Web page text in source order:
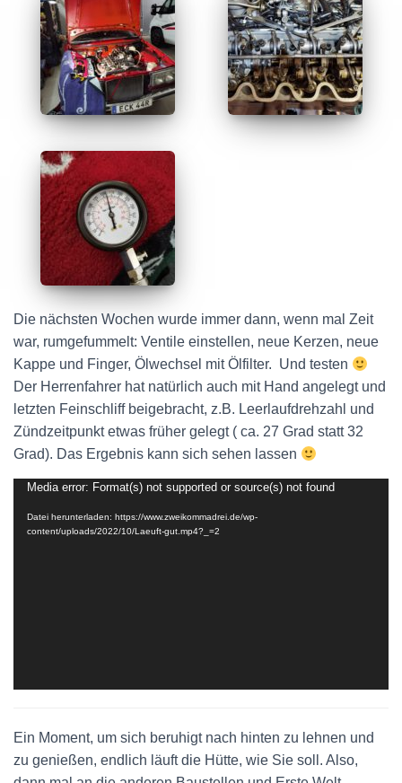
Die nächsten Wochen wurde immer dann, wenn mal Zeit
war, rumgefummelt: Ventile einstellen, neue Kerzen, neue
Kappe und Finger, Ölwechsel mit Ölfilter. Und testen
Der Herrenfahrer hat natürlich auch mit Hand angelegt und
letzten Feinschliff beigebracht, z.B. Leerlaufdrehzahl und
Zündzeitpunkt etwas früher gelegt ( ca. 27 Grad statt 32
Grad). Das Ergebnis kann sich sehen lassen
Video-
Player
Media error: Format(s) not supported or source(s) not found
Datei herunterladen: https://www.zweikommadrei.de/wp-
content/uploads/2022/10/Laeuft-gut.mp4?_=2
Ein Moment, um sich beruhigt nach hinten zu lehnen und
zu genießen, endlich läuft die Hütte, wie Sie soll. Also,